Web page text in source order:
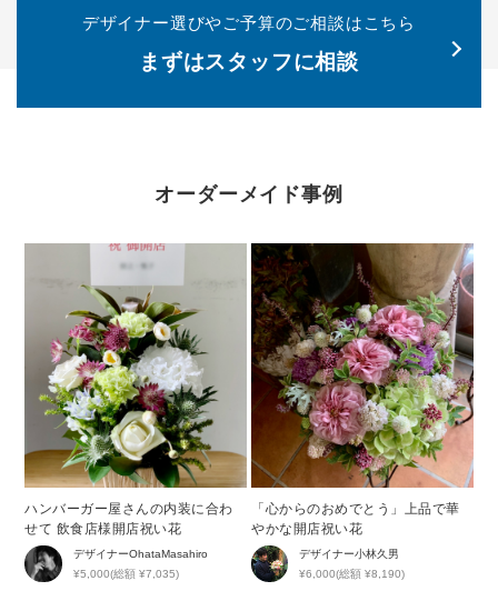
デザイナー選びやご予算のご相談はこちら
まずはスタッフに相談
オーダーメイド事例
ハンバーガー屋さんの内装に合わ
せて 飲食店様開店祝い花
デザイナーOhataMasahiro
¥5,000(総額 ¥7,035)
「心からのおめでとう」上品で華
やかな開店祝い花
デザイナー小林久男
¥6,000(総額 ¥8,190)